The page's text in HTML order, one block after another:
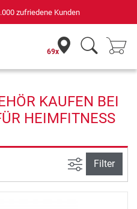
zufriedene Kunden
69x
KAUFEN BEI
HEIMFITNESS
Ansicht
Filter